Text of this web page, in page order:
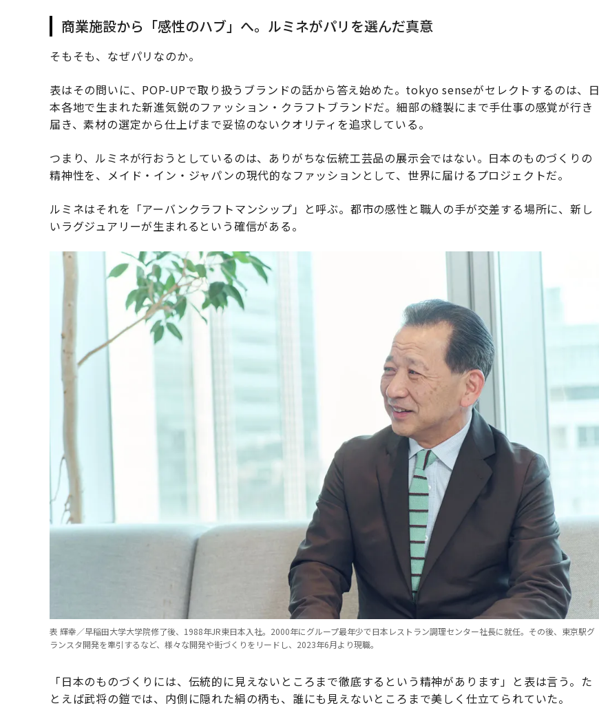
商業施設から「感性のハブ」へ。ルミネがパリを選んだ真意
そもそも、なぜパリなのか。
表はその問いに、POP-UPで取り扱うブランドの話から答え始めた。tokyo senseがセレクトするのは、日
本各地で生まれた新進気鋭のファッション・クラフトブランドだ。細部の縫製にまで手仕事の感覚が行き
届き、素材の選定から仕上げまで妥協のないクオリティを追求している。
つまり、ルミネが行おうとしているのは、ありがちな伝統工芸品の展示会ではない。日本のものづくりの
精神性を、メイド・イン・ジャパンの現代的なファッションとして、世界に届けるプロジェクトだ。
ルミネはそれを「アーバンクラフトマンシップ」と呼ぶ。都市の感性と職人の手が交差する場所に、新し
いラグジュアリーが生まれるという確信がある。
表 輝幸／早稲田大学大学院修了後、1988年JR東日本入社。2000年にグループ最年少で日本レストラン調理センター社長に就任。その後、東京駅グ
ランスタ開発を牽引するなど、様々な開発や街づくりをリードし、2023年6月より現職。
「日本のものづくりには、伝統的に見えないところまで徹底するという精神があります」と表は言う。た
とえば武将の鎧では、内側に隠れた絹の柄も、誰にも見えないところまで美しく仕立てられていた。